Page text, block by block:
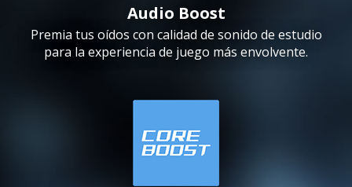
Audio Boost
Premia tus oídos con calidad de sonido de estudio
para la experiencia de juego más envolvente.